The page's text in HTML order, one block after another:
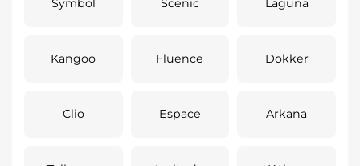
Symbol Scenic Laguna
Kangoo Fluence Dokker
Clio Espace Arkana